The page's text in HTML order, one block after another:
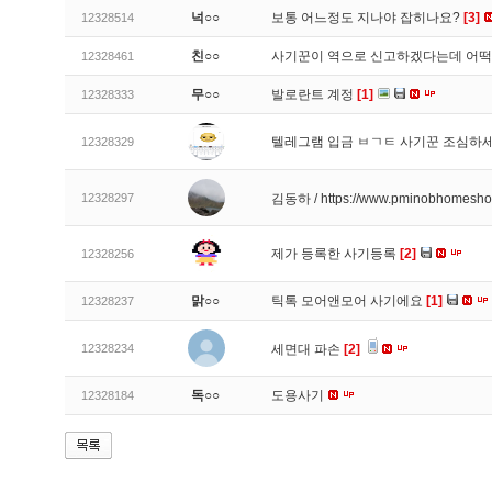
12328514 넉○○ 보통 어느정도 지나야 잡히나요? [3]
12328461 친○○ 사기꾼이 역으로 신고하겠다는데 어
12328333 무○○ 발로란트 계정 [1]
12328329 텔레그램 입금 ㅂㄱㅌ 사기꾼 조심하
12328297 김동하 / https://
12328256 제가 등록한 사기등록 [2]
12328237 맑○○ 틱톡 모어앤모어 사기에요 [1]
12328234 세면대 파손 [2]
12328184 독○○ 도용사기